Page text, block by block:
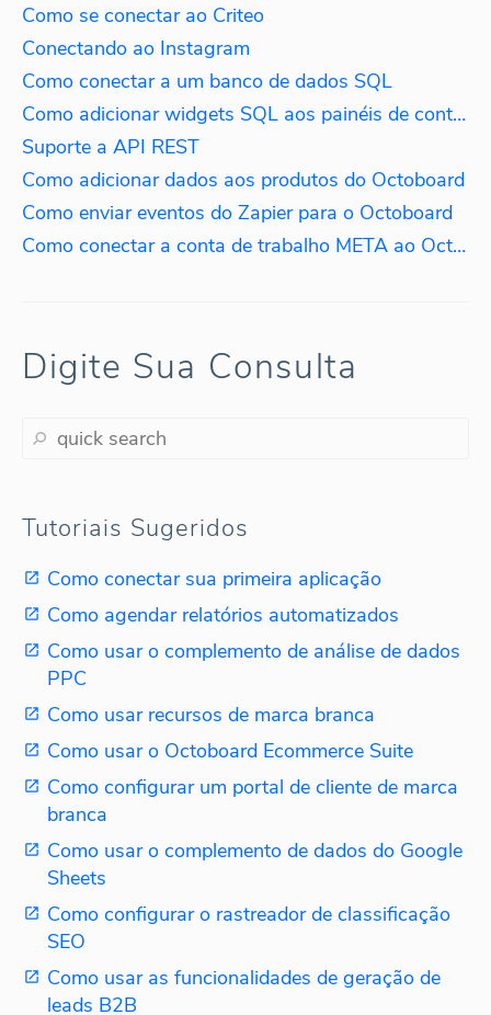
Como se conectar ao Criteo
Conectando ao Instagram
Como conectar a um banco de dados SQL
Como adicionar widgets SQL aos painéis de controle
Suporte a API REST
Como adicionar dados aos produtos do Octoboard
Como enviar eventos do Zapier para o Octoboard
Como conectar a conta de trabalho META ao Octoboard
Digite Sua Consulta
Tutoriais Sugeridos
Como conectar sua primeira aplicação
Como agendar relatórios automatizados
Como usar o complemento de análise de dados
PPC
Como usar recursos de marca branca
Como usar o Octoboard Ecommerce Suite
Como configurar um portal de cliente de marca
branca
Como usar o complemento de dados do Google
Sheets
Como configurar o rastreador de classificação
SEO
Como usar as funcionalidades de geração de
leads B2B